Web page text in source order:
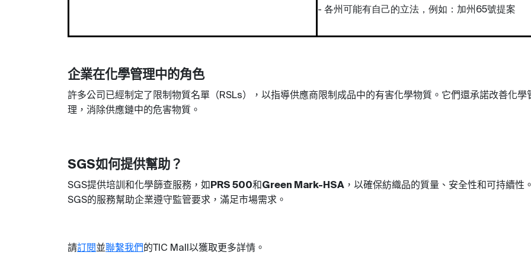
- 各州可能有自己的立法，例如：加州65號提案
企業在化學管理中的角色
許多公司已經制定了限制物質名單（RSLs），以指導供應商限制成品中的有害化學物質。它們還承諾改善化學
理，消除供應鏈中的危害物質 。
SGS如何提供幫助 ？
SGS提供培訓和化學篩查服務，如 PRS 500和Green Mark-HSA ，以確保紡織品的質量、安全性和可持續性
SGS的服務幫助企業遵守監管要求，滿足市場需求 。
請訂閱並聯繫我們的 TIC Mall 以獲取更多詳情 。